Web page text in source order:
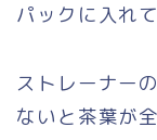
パックに入れて
ストレーナー
ないと茶葉が